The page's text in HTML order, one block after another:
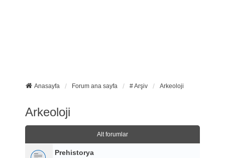
Anasayfa Forum ana sayfa # Arşiv Arkeoloji
Arkeoloji
Alt forumlar
Prehistorya